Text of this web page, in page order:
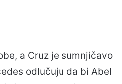
a Cruz je sumnjičavo
odlučuju da bi Abel